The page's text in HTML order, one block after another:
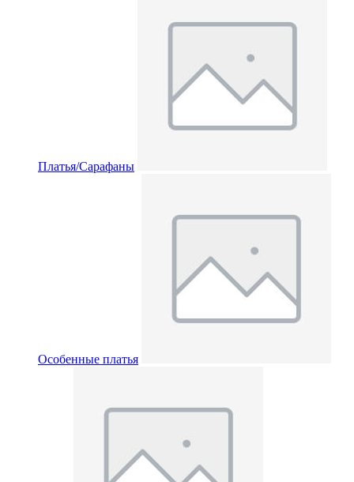
Платья/Сарафаны
Особенные платья